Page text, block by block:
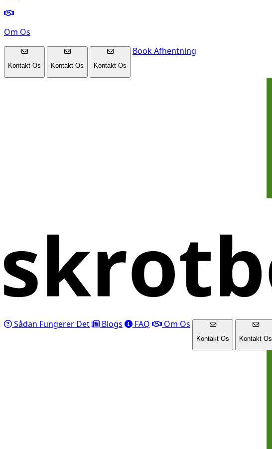
Om Os
Kontakt Os Kontakt Os Kontakt Os
Book Afhentning
Sådan Fungerer Det Blogs FAQ Om Os
Kontakt Os Kontakt Os